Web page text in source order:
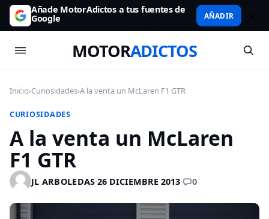
Añade MotorAdictos a tus fuentes de
Google AÑADIR
MOTORADICTOS
Inicio›Curiosidades›A la venta un McLaren F1 GTR
CURIOSIDADES
A la venta un McLaren
F1 GTR
JL ARBOLEDAS·26 DICIEMBRE 2013· 0